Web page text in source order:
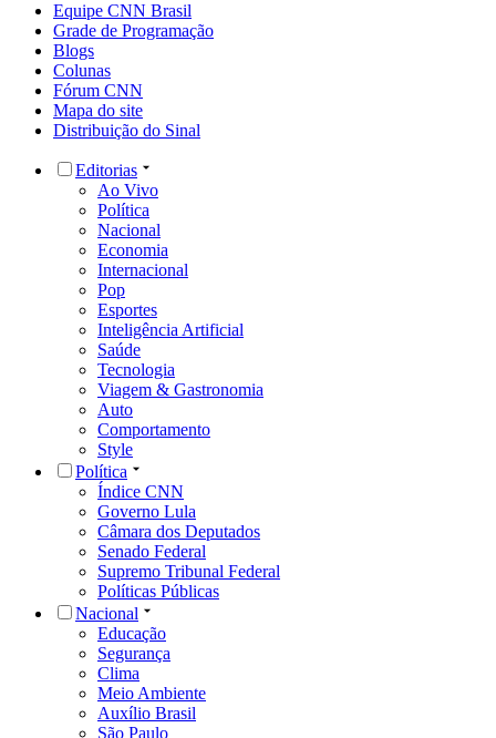
Equipe CNN Brasil
Grade de Programação
Blogs
Colunas
Fórum CNN
Mapa do site
Distribuição do Sinal
Editorias
Ao Vivo
Política
Nacional
Economia
Internacional
Pop
Esportes
Inteligência Artificial
Saúde
Tecnologia
Viagem & Gastronomia
Auto
Comportamento
Style
Política
Índice CNN
Governo Lula
Câmara dos Deputados
Senado Federal
Supremo Tribunal Federal
Políticas Públicas
Nacional
Educação
Segurança
Clima
Meio Ambiente
Auxílio Brasil
São Paulo